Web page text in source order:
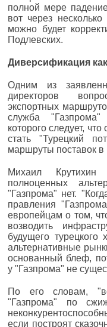
полной мере
вот через
можно будет
Подлевских.
Диверсификация
Одним из
директоров
экспортных
служба
которого следует,
стать "Турецкий
маршруты поставок
Михаил
полноценных
"Газпрома" нет.
правления
европейцам о том,
возводить
будущего
альтернативные
основанный блеф,
у "Газпрома" не
По его словам,
"Газпрома" по
если построят